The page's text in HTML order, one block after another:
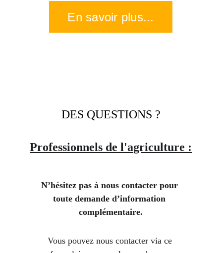
En savoir plus...
DES QUESTIONS ?
N’hésitez pas à nous contacter pour
toute demande d’information
complémentaire.
Vous pouvez nous contacter via ce
Professionnels de l'agriculture :